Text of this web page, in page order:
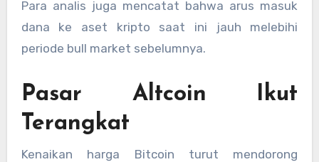
Para analis juga mencatat bahwa arus masuk
dana ke aset kripto saat ini jauh melebihi
periode bull market sebelumnya.
Pasar Altcoin Ikut
Terangkat
Kenaikan harga Bitcoin turut mendorong